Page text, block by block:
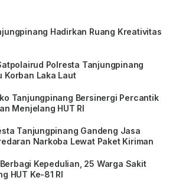
Hadirkan Ruang Kreativitas
Polresta Tanjungpinang
Korban Laka Laut
Tanjungpinang Bersinergi Percantik
Menjelang HUT RI
Tanjungpinang Gandeng Jasa
Narkoba Lewat Paket Kiriman
Kepedulian, 25 Warga Sakit
HUT Ke-81 RI